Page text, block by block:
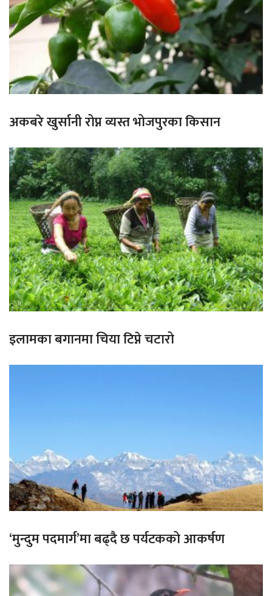
अकबरे खुर्सानी रोप्न व्यस्त भोजपुरका किसान
इलामका बगानमा चिया टिप्ने चटारो
‘मुन्दुम पदमार्ग’मा बढ्दै छ पर्यटकको आकर्षण